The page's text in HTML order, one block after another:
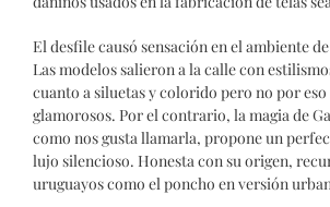
El desfile causó sensación en el ambiente
Las modelos salieron a la calle con
cuanto a siluetas y colorido pero no por eso
glamorosos. Por el contrario, la magia de
como nos gusta llamarla, propone un
lujo silencioso. Honesta con su origen,
uruguayos como el poncho en versión